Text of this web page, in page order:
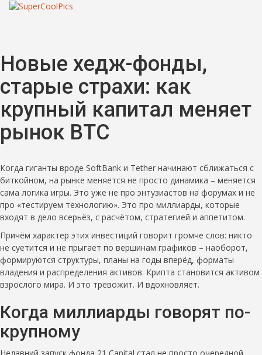
Новые хедж-фонды,
старые страхи: как
крупный капитал меняет
рынок BTC
Когда гиганты вроде SoftBank и Tether начинают сближаться с
биткойном, на рынке меняется не просто динамика – меняется
сама логика игры. Это уже не про энтузиастов на форумах и не
про «тестируем технологию». Это про миллиарды, которые
входят в дело всерьёз, с расчётом, стратегией и аппетитом.
Причём характер этих инвестиций говорит громче слов: никто
не суетится и не прыгает по вершинам графиков – наоборот,
формируются структуры, планы на годы вперёд, форматы
владения и распределения активов. Крипта становится активом
взрослого мира. И это тревожит. И вдохновляет.
Когда миллиарды говорят по-
крупному